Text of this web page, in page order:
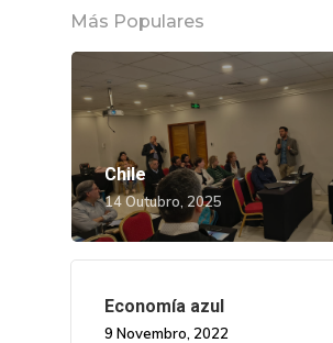
Más Populares
Chile
14 Outubro, 2025
Economía azul
9 Novembro, 2022